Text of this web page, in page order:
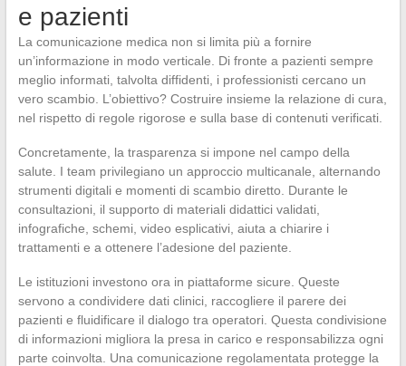
e pazienti
La comunicazione medica non si limita più a fornire
un’informazione in modo verticale. Di fronte a pazienti sempre
meglio informati, talvolta diffidenti, i professionisti cercano un
vero scambio. L’obiettivo? Costruire insieme la relazione di cura,
nel rispetto di regole rigorose e sulla base di contenuti verificati.
Concretamente, la trasparenza si impone nel campo della
salute. I team privilegiano un approccio multicanale, alternando
strumenti digitali e momenti di scambio diretto. Durante le
consultazioni, il supporto di materiali didattici validati,
infografiche, schemi, video esplicativi, aiuta a chiarire i
trattamenti e a ottenere l’adesione del paziente.
Le istituzioni investono ora in piattaforme sicure. Queste
servono a condividere dati clinici, raccogliere il parere dei
pazienti e fluidificare il dialogo tra operatori. Questa condivisione
di informazioni migliora la presa in carico e responsabilizza ogni
parte coinvolta. Una comunicazione regolamentata protegge la